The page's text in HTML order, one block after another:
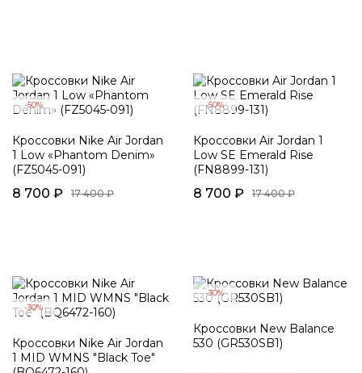
-50%
Кроссовки Nike Air Jordan
1 Low «Phantom Denim»
(FZ5045-091)
8 700 ₽ 17 400 ₽
-50%
Кроссовки Air Jordan 1
Low SE Emerald Rise
(FN8899-131)
8 700 ₽ 17 400 ₽
-30%
Кроссовки Nike Air Jordan
1 MID WMNS "Black Toe"
-30%
Кроссовки New Balance
530 (GR530SB1)